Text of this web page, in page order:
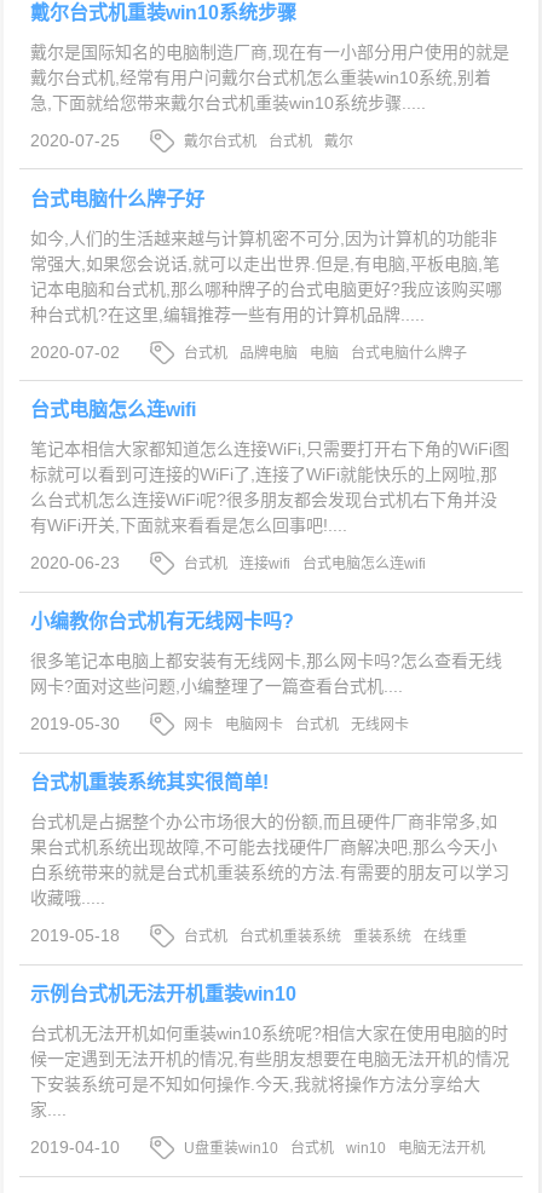
戴尔台式机重装win10系统步骤
戴尔是国际知名的电脑制造厂商,现在有一小部分用户使用的就是
戴尔台式机,经常有用户问戴尔台式机怎么重装win10系统,别着
急,下面就给您带来戴尔台式机重装win10系统步骤.....
2020-07-25
戴尔台式机 台式机 戴尔
台式电脑什么牌子好
如今,人们的生活越来越与计算机密不可分,因为计算机的功能非
常强大,如果您会说话,就可以走出世界.但是,有电脑,平板电脑,笔
记本电脑和台式机,那么哪种牌子的台式电脑更好?我应该购买哪
种台式机?在这里,编辑推荐一些有用的计算机品牌.....
2020-07-02
台式机 品牌电脑 电脑
台式电脑什么牌子
好
台式电脑怎么连wifi
笔记本相信大家都知道怎么连接WiFi,只需要打开右下角的WiFi图
标就可以看到可连接的WiFi了,连接了WiFi就能快乐的上网啦,那
么台式机怎么连接WiFi呢?很多朋友都会发现台式机右下角并没
有WiFi开关,下面就来看看是怎么回事吧!....
2020-06-23
台式机 连接wifi 台式电脑怎么连wifi
小编教你台式机有无线网卡吗?
很多笔记本电脑上都安装有无线网卡,那么网卡吗?怎么查看无线
网卡?面对这些问题,小编整理了一篇查看台式机....
2019-05-30
网卡 电脑网卡 台式机 无线网卡
台式机重装系统其实很简单!
台式机是占据整个办公市场很大的份额,而且硬件厂商非常多,如
果台式机系统出现故障,不可能去找硬件厂商解决吧,那么今天小
白系统带来的就是台式机重装系统的方法.有需要的朋友可以学习
收藏哦.....
2019-05-18
台式机 台式机重装系统 重装系统
在线重
装
示例台式机无法开机重装win10
台式机无法开机如何重装win10系统呢?相信大家在使用电脑的时
候一定遇到无法开机的情况,有些朋友想要在电脑无法开机的情况
下安装系统可是不知如何操作.今天,我就将操作方法分享给大
家....
2019-04-10
U盘重装win10 台式机 win10
电脑无法开机
重装win10